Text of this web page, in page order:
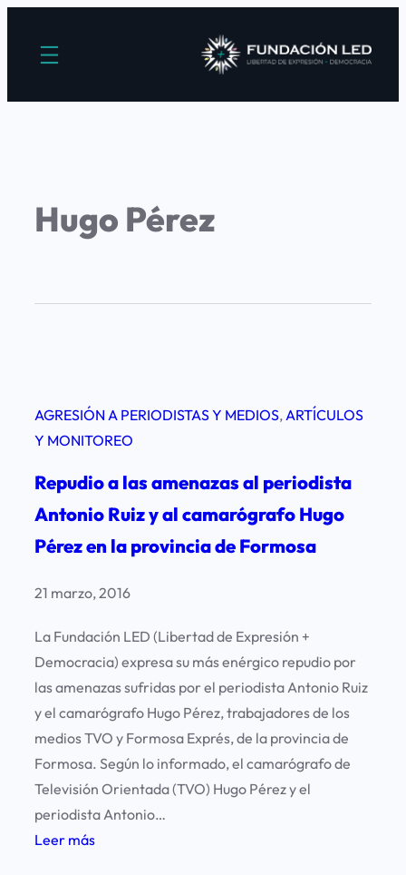
Hugo Pérez
AGRESIÓN A PERIODISTAS Y MEDIOS, ARTÍCULOS
Y MONITOREO
Repudio a las amenazas al periodista
Antonio Ruiz y al camarógrafo Hugo
Pérez en la provincia de Formosa
21 marzo, 2016
La Fundación LED (Libertad de Expresión +
Democracia) expresa su más enérgico repudio por
las amenazas sufridas por el periodista Antonio Ruiz
y el camarógrafo Hugo Pérez, trabajadores de los
medios TVO y Formosa Exprés, de la provincia de
Formosa. Según lo informado, el camarógrafo de
Televisión Orientada (TVO) Hugo Pérez y el
periodista Antonio…
Leer más: